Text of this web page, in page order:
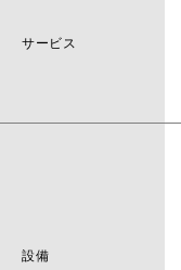
サービス
設備